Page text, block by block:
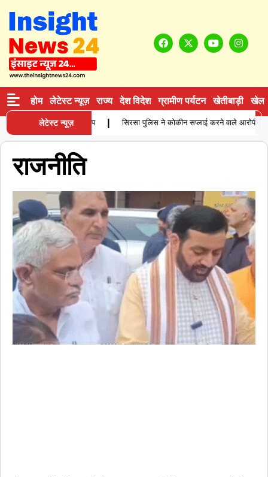
होम लेटेस्ट न्यूज़ राज्य देश विदेश ग्रामीण पर्यटन खेतीबाड़ी खेल
लेटेस्ट न्यूज़
ने लगाए गंभीर आरोप | सिरसा पुलिस ने कोकीन सप्लाई करने वाले आरोपी को
राजनीति